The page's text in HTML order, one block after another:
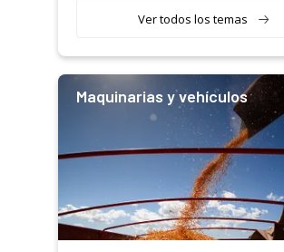
Ver todos los temas
Maquinarias y vehículos